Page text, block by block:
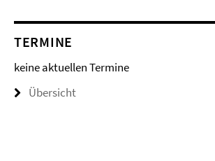
TERMINE
keine aktuellen Termine
Übersicht